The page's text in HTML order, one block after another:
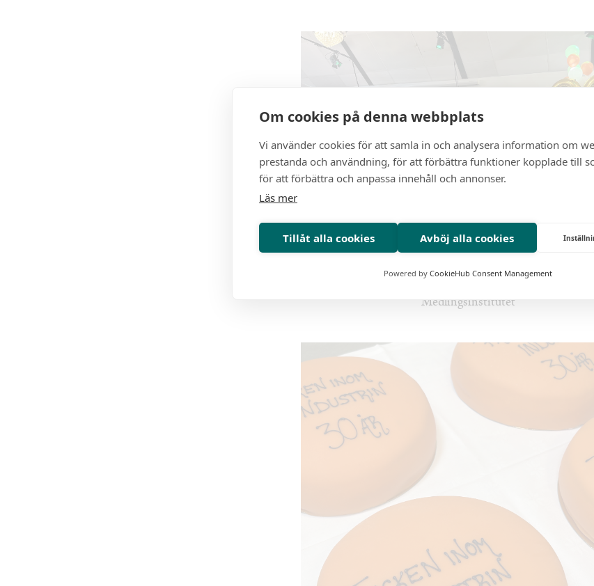
Medlingsinstitutet
Om cookies på denna webbplats
Vi använder cookies för att samla in och analysera information om
prestanda och användning, för att förbättra funktioner kopplade till
för att förbättra och anpassa innehåll och annonser.
Läs mer
Tillåt alla cookies Avböj alla cookies
Powered by CookieHub Consent Management